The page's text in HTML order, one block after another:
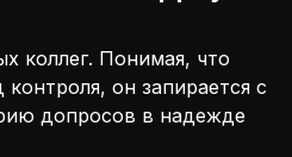
коллег. Понимая, что
он запирается с
допросов в надежде